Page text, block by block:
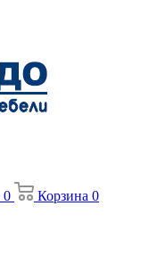
0 Корзина 0